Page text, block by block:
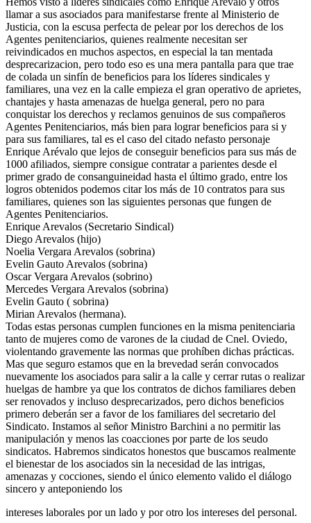
llamar a sus asociados para manifestarse frente al Ministerio de
Justicia, con la escusa perfecta de pelear por los derechos de los
Agentes penitenciarios, quienes realmente necesitan ser
reivindicados en muchos aspectos, en especial la tan mentada
desprecarizacion, pero todo eso es una mera pantalla para que trae
de colada un sinfín de beneficios para los líderes sindicales y
familiares, una vez en la calle empieza el gran operativo de aprietes,
chantajes y hasta amenazas de huelga general, pero no para
conquistar los derechos y reclamos genuinos de sus compañeros
Agentes Penitenciarios, más bien para lograr beneficios para si y
para sus familiares, tal es el caso del citado nefasto personaje
Enrique Arévalo que lejos de conseguir beneficios para sus más de
1000 afiliados, siempre consigue contratar a parientes desde el
primer grado de consanguineidad hasta el último grado, entre los
logros obtenidos podemos citar los más de 10 contratos para sus
familiares, quienes son las siguientes personas que fungen de
Agentes Penitenciarios.
Enrique Arevalos (Secretario Sindical)
Diego Arevalos (hijo)
Noelia Vergara Arevalos (sobrina)
Evelin Gauto Arevalos (sobrina)
Oscar Vergara Arevalos (sobrino)
Mercedes Vergara Arevalos (sobrina)
Evelin Gauto ( sobrina)
Mirian Arevalos (hermana).
Todas estas personas cumplen funciones en la misma penitenciaria
tanto de mujeres como de varones de la ciudad de Cnel. Oviedo,
violentando gravemente las normas que prohíben dichas prácticas.
Mas que seguro estamos que en la brevedad serán convocados
nuevamente los asociados para salir a la calle y cerrar rutas o realizar
huelgas de hambre ya que los contratos de dichos familiares deben
ser renovados y incluso desprecarizados, pero dichos beneficios
primero deberán ser a favor de los familiares del secretario del
Sindicato. Instamos al señor Ministro Barchini a no permitir las
manipulación y menos las coacciones por parte de los seudo
sindicatos. Habremos sindicatos honestos que buscamos realmente
el bienestar de los asociados sin la necesidad de las intrigas,
amenazas y cocciones, siendo el único elemento valido el diálogo
sincero y anteponiendo los
intereses laborales por un lado y por otro los intereses del personal.